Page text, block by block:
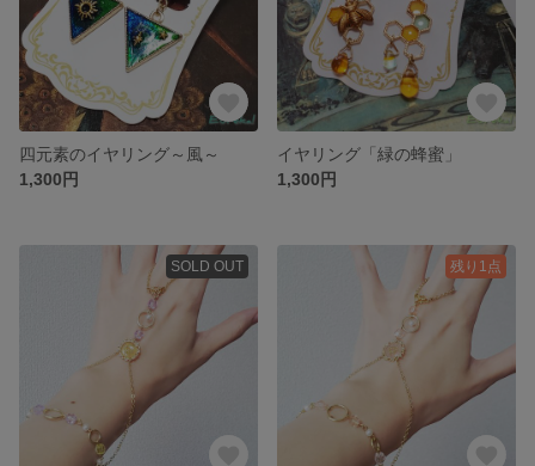
四元素のイヤリング～風～
1,300円
イヤリング「緑の蜂蜜」
1,300円
SOLD OUT 残り1点